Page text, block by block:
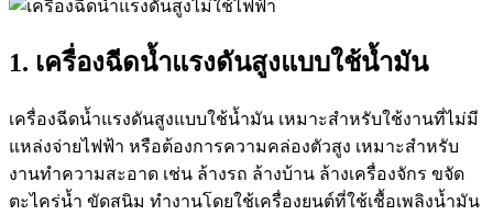
1. เครื่องฉีดน้ำแรงดันสูงแบบใช้น้ำมัน
เครื่องฉีดน้ำแรงดันสูงแบบใช้น้ำมัน เหมาะสำหรับใช้งานที่ไม่มี
แหล่งจ่ายไฟฟ้า หรือต้องการความคล่องตัวสูง เหมาะสำหรับ
งานทำความสะอาด เช่น ล้างรถ ล้างบ้าน ล้างเครื่องจักร ขจัด
ตะไคร่น้ำ ขัดสนิม ทำงานโดยใช้เครื่องยนต์ที่ใช้เชื้อเพลิงน้ำมัน